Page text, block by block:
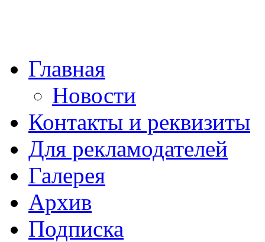
Главная
Новости
Контакты и реквизиты
Для рекламодателей
Галерея
Архив
Подписка